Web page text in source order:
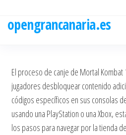
opengrancanaria.es
El proceso de canje de Mortal
jugadores desbloquear contenido
códigos específicos en sus consolas
usando una PlayStation o una Xbox,
los pasos para navegar por la tienda